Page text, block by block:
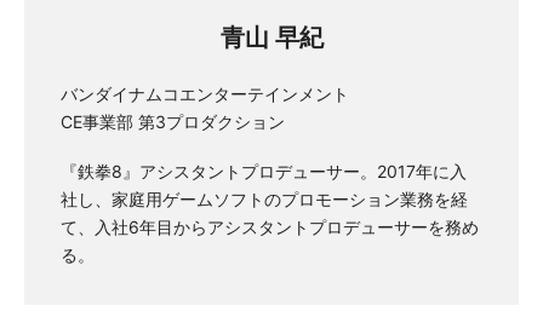
青山 早紀
バンダイナムコエンターテインメント
CE事業部 第3プロダクション
『鉄拳8』アシスタントプロデューサー。2017年に入
社し、家庭用ゲームソフトのプロモーション業務を経
て、入社6年目からアシスタントプロデューサーを務め
る。